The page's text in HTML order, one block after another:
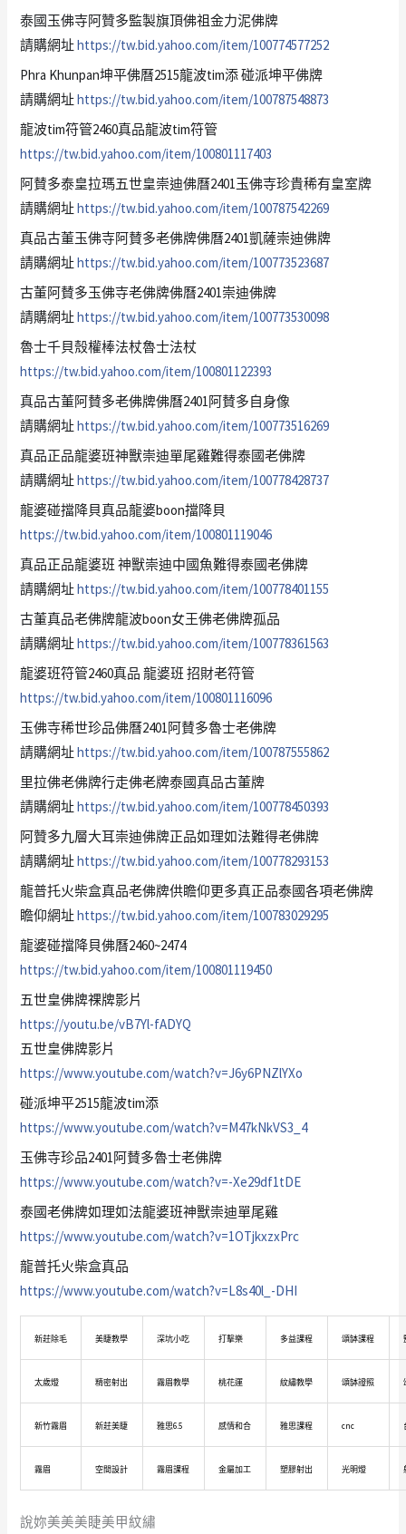
泰國玉佛寺阿贊多監製旗頂佛祖金力泥佛牌
請購網址https://tw.bid.yahoo.com/item/100774577252
Phra Khunpan坤平佛曆2515龍波tim添 碰派坤平佛牌
請購網址https://tw.bid.yahoo.com/item/100787548873
龍波tim符管2460真品龍波tim符管
https://tw.bid.yahoo.com/item/100801117403
阿賛多泰皇拉瑪五世皇崇迪佛曆2401玉佛寺珍貴稀有皇室牌
請購網址https://tw.bid.yahoo.com/item/100787542269
真品古董玉佛寺阿賛多老佛牌佛曆2401凱薩崇迪佛牌
請購網址https://tw.bid.yahoo.com/item/100773523687
古董阿賛多玉佛寺老佛牌佛曆2401崇迪佛牌
請購網址https://tw.bid.yahoo.com/item/100773530098
魯士千貝殼權棒法杖魯士法杖
https://tw.bid.yahoo.com/item/100801122393
真品古董阿賛多老佛牌佛曆2401阿賛多自身像
請購網址https://tw.bid.yahoo.com/item/100773516269
真品正品龍婆班神獸崇迪單尾雞難得泰國老佛牌
請購網址https://tw.bid.yahoo.com/item/100778428737
龍婆碰擋降貝真品龍婆boon擋降貝
https://tw.bid.yahoo.com/item/100801119046
真品正品龍婆班 神獸崇迪中國魚難得泰國老佛牌
請購網址https://tw.bid.yahoo.com/item/100778401155
古董真品老佛牌龍波boon女王佛老佛牌孤品
請購網址https://tw.bid.yahoo.com/item/100778361563
龍婆班符管2460真品 龍婆班 招財老符管
https://tw.bid.yahoo.com/item/100801116096
玉佛寺稀世珍品佛曆2401阿賛多魯士老佛牌
請購網址https://tw.bid.yahoo.com/item/100787555862
里拉佛老佛牌行走佛老牌泰國真品古董牌
請購網址https://tw.bid.yahoo.com/item/100778450393
阿贊多九層大耳崇迪佛牌正品如理如法難得老佛牌
請購網址https://tw.bid.yahoo.com/item/100778293153
龍普托火柴盒真品老佛牌供瞻仰更多真正品泰國各項老佛牌
瞻仰網址https://tw.bid.yahoo.com/item/100783029295
龍婆碰擋降貝佛曆2460~2474
https://tw.bid.yahoo.com/item/100801119450
五世皇佛牌祼牌影片
https://youtu.be/vB7Yl-fADYQ
五世皇佛牌影片
https://www.youtube.com/watch?v=J6y6PNZlYXo
碰派坤平2515龍波tim添
https://www.youtube.com/watch?v=M47kNkVS3_4
玉佛寺珍品2401阿賛多魯士老佛牌
https://www.youtube.com/watch?v=-Xe29df1tDE
泰國老佛牌如理如法龍婆班神獸崇迪單尾雞
https://www.youtube.com/watch?v=1OTjkxzxPrc
龍普托火柴盒真品
https://www.youtube.com/watch?v=L8s40l_-DHI
新莊除毛 美睫教學 深坑小吃 打擊樂 多益課程 頌缽課程
太歲燈 精密射出 霧眉教學 桃花運 紋繡教學 頌缽證照
新竹霧眉 新莊美睫 雅思6.5 感情和合 雅思課程 cnc
霧眉 空間設計 霧眉課程 金屬加工 塑膠射出 光明燈
說妳美美美睫美甲紋繡